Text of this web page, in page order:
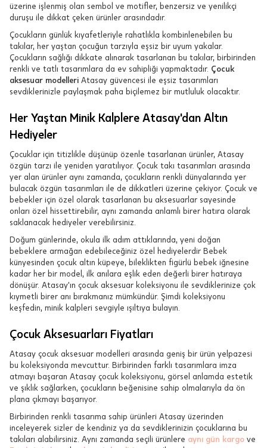
üzerine işlenmiş olan sembol ve motifler, benzersiz ve yenilikçi
duruşu ile dikkat çeken ürünler arasındadır.
Çocukların günlük kıyafetleriyle rahatlıkla kombinlenebilen bu
takılar, her yaştan çocuğun tarzıyla eşsiz bir uyum yakalar.
Çocukların sağlığı dikkate alınarak tasarlanan bu takılar, birbirinden
renkli ve tatlı tasarımlara da ev sahipliği yapmaktadır. Çocuk
aksesuar modelleri Atasay güvencesi ile eşsiz tasarımları
sevdiklerinizle paylaşmak paha biçilemez bir mutluluk olacaktır.
Her Yaştan Minik Kalplere Atasay'dan Altın
Hediyeler
Çocuklar için titizlikle düşünüp özenle tasarlanan ürünler, Atasay
özgün tarzı ile yeniden yaratılıyor. Çocuk takı tasarımları arasında
yer alan ürünler aynı zamanda, çocukların renkli dünyalarında yer
bulacak özgün tasarımları ile de dikkatleri üzerine çekiyor. Çocuk ve
bebekler için özel olarak tasarlanan bu aksesuarlar sayesinde
onları özel hissettirebilir, aynı zamanda anlamlı birer hatıra olarak
saklanacak hediyeler verebilirsiniz.
Doğum günlerinde, okula ilk adım attıklarında, yeni doğan
bebeklere armağan edebileceğiniz özel hediyelerdir Bebek
künyesinden çocuk altın küpeye, bileklikten figürlü bebek iğnesine
kadar her bir model, ilk anılara eşlik eden değerli birer hatıraya
dönüşür. Atasay'ın çocuk aksesuar koleksiyonu ile sevdiklerinize çok
kıymetli birer anı bırakmanız mümkündür. Şimdi koleksiyonu
keşfedin, minik kalpleri sevgiyle ışıltıya bulayın.
Çocuk Aksesuarları Fiyatları
Atasay çocuk aksesuar modelleri arasında geniş bir ürün yelpazesi
bu koleksiyonda mevcuttur. Birbirinden farklı tasarımlara imza
atmayı başaran Atasay çocuk koleksiyonu, görsel anlamda estetik
ve şıklık sağlarken, çocukların beğenisine sahip olmalarıyla da ön
plana çıkmayı başarıyor.
Birbirinden renkli tasarıma sahip ürünleri Atasay üzerinden
inceleyerek sizler de kendiniz ya da sevdiklerinizin çocuklarına bu
takıları alabilirsiniz. Aynı zamanda seçili ürünlere aynı gün kargo ve